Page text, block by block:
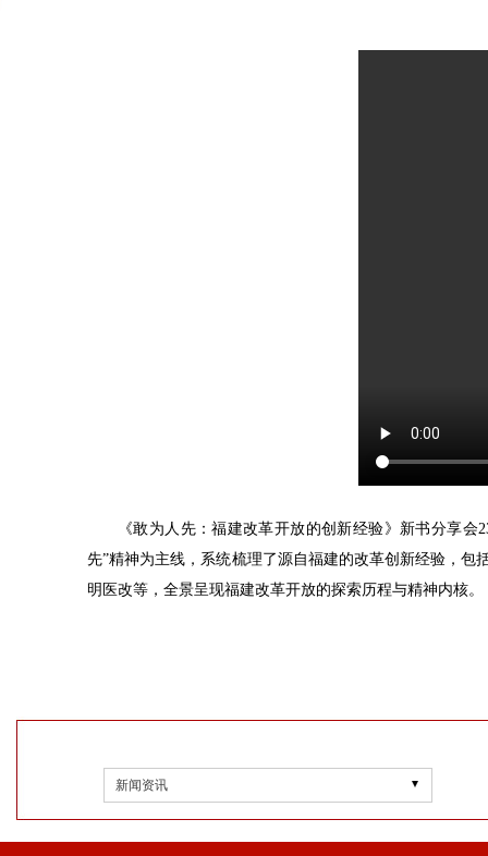
《敢为人先：福建改革开放的创新经验》新书分享
先”精神为主线，系统梳理了源自福建的改革创新经验，包
明医改等，全景呈现福建改革开放的探索历程与精神内核。
新闻资讯